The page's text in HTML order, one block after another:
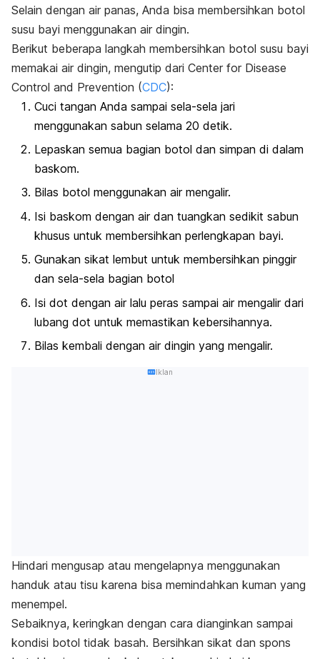
Selain dengan air panas, Anda bisa membersihkan botol
susu bayi menggunakan air dingin.
Berikut beberapa langkah membersihkan botol susu bayi
memakai air dingin, mengutip dari Center for Disease
Control and Prevention (CDC):
Cuci tangan Anda sampai sela-sela jari
menggunakan sabun selama 20 detik.
Lepaskan semua bagian botol dan simpan di dalam
baskom.
Bilas botol menggunakan air mengalir.
Isi baskom dengan air dan tuangkan sedikit sabun
khusus untuk membersihkan perlengkapan bayi.
Gunakan sikat lembut untuk membersihkan pinggir
dan sela-sela bagian botol
Isi dot dengan air lalu peras sampai air mengalir dari
lubang dot untuk memastikan kebersihannya.
Bilas kembali dengan air dingin yang mengalir.
Iklan
Hindari mengusap atau mengelapnya menggunakan
handuk atau tisu karena bisa memindahkan kuman yang
menempel.
Sebaiknya, keringkan dengan cara dianginkan sampai
kondisi botol tidak basah. Bersihkan sikat dan spons